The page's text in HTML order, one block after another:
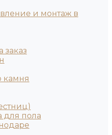
и монтаж в
камня
для пола